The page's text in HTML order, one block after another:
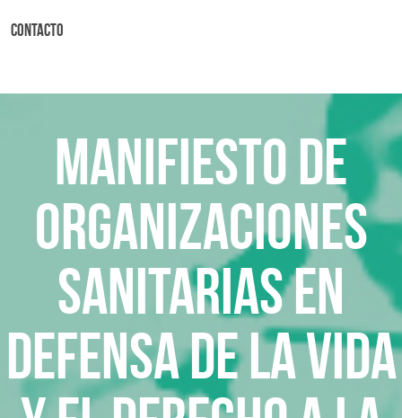
Contacto
MANIFIESTO DE
ORGANIZACIONES
SANITARIAS EN
DEFENSA DE LA VIDA